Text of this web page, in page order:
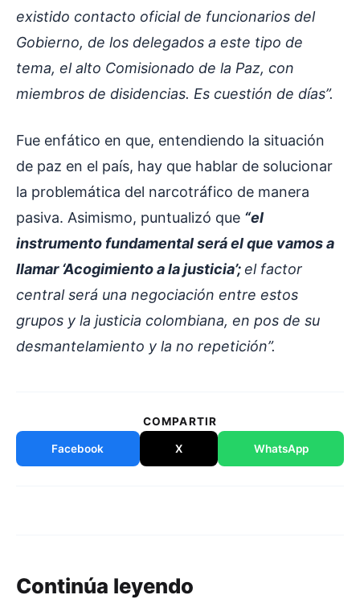
existido contacto oficial de funcionarios del
Gobierno, de los delegados a este tipo de
tema, el alto Comisionado de la Paz, con
miembros de disidencias. Es cuestión de días”.
Fue enfático en que, entendiendo la situación
de paz en el país, hay que hablar de solucionar
la problemática del narcotráfico de manera
pasiva. Asimismo, puntualizó que “el
instrumento fundamental será el que vamos a
llamar ‘Acogimiento a la justicia’;el factor
central será una negociación entre estos
grupos y la justicia colombiana, en pos de su
desmantelamiento y la no repetición”.
COMPARTIR
Facebook X WhatsApp
Continúa leyendo